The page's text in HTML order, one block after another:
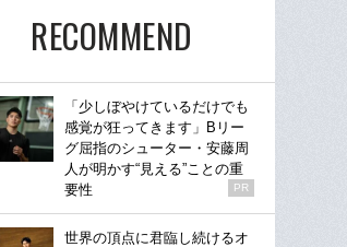
RECOMMEND
「少しぼやけているだけでも
感覚が狂ってきます」Bリー
グ屈指のシューター・安藤周
人が明かす“見える”ことの重
要性
PR
世界の頂点に君臨し続けるオ